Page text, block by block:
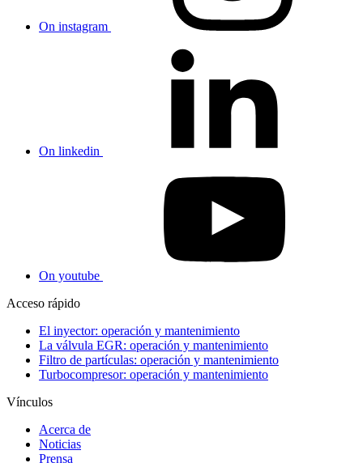
On instagram
On linkedin
On youtube
Acceso rápido
El inyector: operación y mantenimiento
La válvula EGR: operación y mantenimiento
Filtro de partículas: operación y mantenimiento
Turbocompresor: operación y mantenimiento
Vínculos
Acerca de
Noticias
Prensa